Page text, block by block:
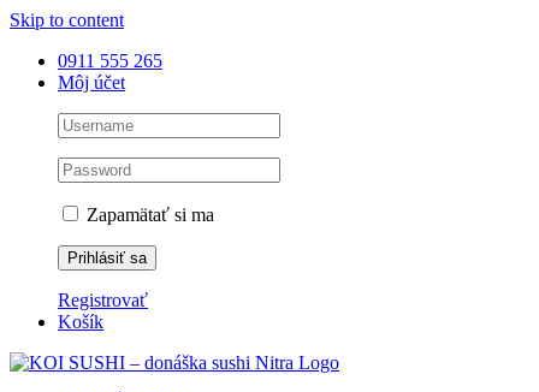
Skip to content
0911 555 265
Môj účet
Zapamätať si ma
Registrovať
Košík